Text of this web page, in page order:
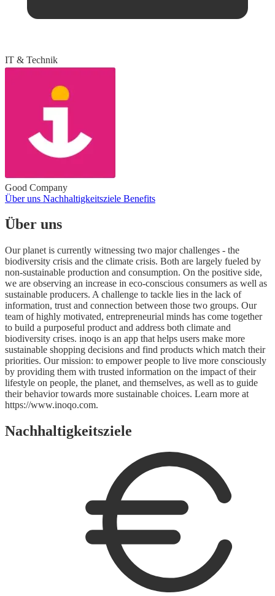
IT & Technik
Good Company
Über uns Nachhaltigkeitsziele Benefits
Über uns
Our planet is currently witnessing two major challenges - the
biodiversity crisis and the climate crisis. Both are largely fueled by
non-sustainable production and consumption. On the positive side,
we are observing an increase in eco-conscious consumers as well as
sustainable producers. A challenge to tackle lies in the lack of
information, trust and connection between those two groups. Our
team of highly motivated, entrepreneurial minds has come together
to build a purposeful product and address both climate and
biodiversity crises. inoqo is an app that helps users make more
sustainable shopping decisions and find products which match their
priorities. Our mission: to empower people to live more consciously
by providing them with trusted information on the impact of their
lifestyle on people, the planet, and themselves, as well as to guide
their behavior towards more sustainable choices. Learn more at
https://www.inoqo.com.
Nachhaltigkeitsziele